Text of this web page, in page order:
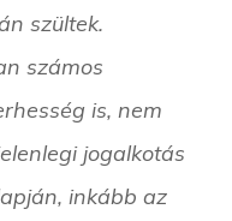
szültek.
számos
is, nem
jogalkotás
inkább az